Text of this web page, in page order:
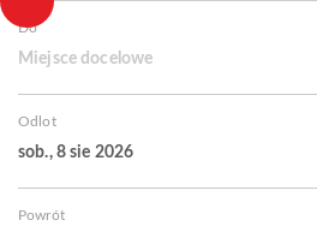
Do
Miejsce docelowe
Odlot
sob., 8 sie 2026
Powrót